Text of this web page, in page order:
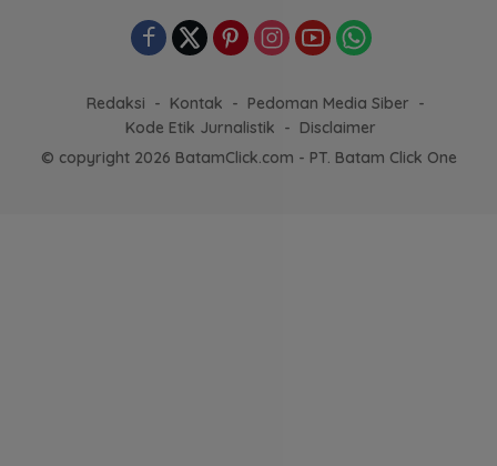
Redaksi Kontak
Pedoman Media Siber
Kode Etik Jurnalistik
Disclaimer
© copyright 2026 BatamClick.com - PT. Batam Click One